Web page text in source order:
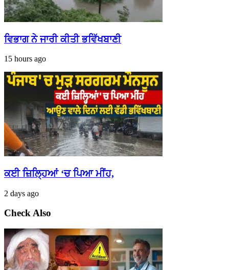
ਵਿਭਾਗ ਨੇ ਜਾਰੀ ਕੀਤੀ ਭਵਿੱਖਬਾਣੀ
15 hours ago
ਕਈ ਜ਼ਿਲ੍ਹਿਆਂ ‘ਚ ਪਿਆ ਮੀਂਹ,
2 days ago
Check Also